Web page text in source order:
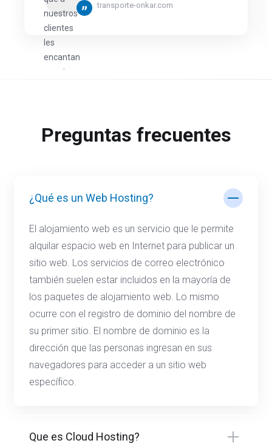
” transporte-onkar.com
Preguntas frecuentes
¿Qué es un Web Hosting?
El alojamiento web es un servicio que le permite
alquilar espacio web en Internet para publicar un
sitio web. Los servicios de correo electrónico
también suelen estar incluidos en la mayoría de
los paquetes de alojamiento web. Lo mismo
ocurre con el registro de dominio del nombre de
su primer sitio. El nombre de dominio es la
dirección que las personas ingresan en sus
navegadores para acceder a un sitio web
específico.
Que es Cloud Hosting?